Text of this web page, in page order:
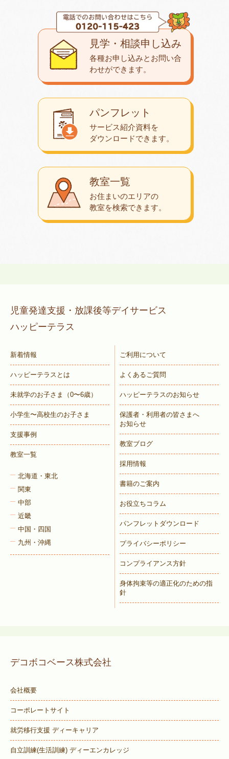
教室一覧
お住まいのエリアの
教室を検索できます。
パンフレット
サービス紹介資料を
ダウンロードできます。
見学・相談申し込み
各種お申し込みとお問い合
わせができます。
児童発達支援・放課後等デイサービス
ハッピーテラス
新着情報
ハッピーテラスとは
未就学のお子さま （0〜6歳）
小学生〜高校生のお子さま
支援事例
教室一覧
北海道・東北
関東
中部
近畿
中国・四国
九州・沖縄
ご利用について
よくあるご質問
ハッピーテラスのお知らせ
保護者・利用者の皆さまへ
お知らせ
教室ブログ
採用情報
書籍のご案内
お役立ちコラム
パンフレットダウンロード
プライバシーポリシー
コンプライアンス方針
身体拘束等の適正化のための指
針
デコボコベース株式会社
会社概要
コーポレートサイト
就労移行支援 ディーキャリア
自立訓練(生活訓練) ディーエンカレッジ